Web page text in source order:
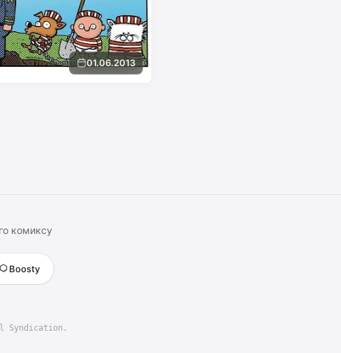
01.06.2013
комиксу
Boosty
Syndication.